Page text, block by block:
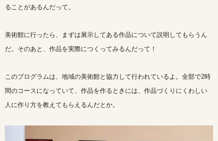
ることがあるんだって。
美術館に行ったら、まずは展示してある作品について説明してもらうん
だ。そのあと、作品を実際につくってみるんだって！
このプログラムは、地域の美術館と協力して行われているよ。全部で2時
間のコースになっていて、作品を作るときには、作品づくりにくわしい
人に作り方を教えてもらえるんだとか。